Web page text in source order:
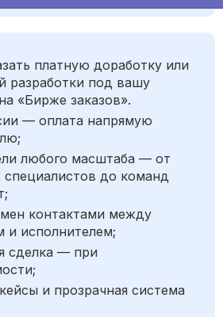
платную доработку или
разработки под вашу
«Бирже заказов».
— оплата напрямую
любого масштаба — от
специалистов до команд
контактами между
и исполнителем;
сделка — при
и прозрачная система